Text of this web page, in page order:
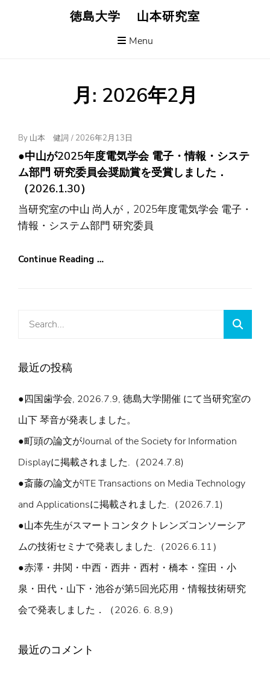
徳島大学 山本研究室
Menu
月: 2026年2月
By 山本 健詞 / Posted
On
2026年2月13日
●中山が2025年度電気学会 電子・情報・システ
ム部門 研究委員会奨励賞を受賞しました．
（2026.1.30）
当研究室の中山 尚人が，2025年度電気学会 電子・
情報・システム部門 研究委員
Continue Reading …
最近の投稿
●四国歯学会, 2026.7.9, 徳島大学開催 にて当研究室の
山下 琴音が発表しました。
●町頭の論文がJournal of the Society for Information
Displayに掲載されました.（2024.7.8)
●斎藤の論文がITE Transactions on Media Technology
and Applicationsに掲載されました.（2026.7.1)
●山本先生がスマートコンタクトレンズコンソーシア
ムの技術セミナで発表しました.（2026.6.11）
●赤澤・井関・中西・西井・西村・橋本・窪田・小
泉・田代・山下・池谷が第5回光応用・情報技術研究
会で発表しました．（2026. 6. 8,9）
最近のコメント